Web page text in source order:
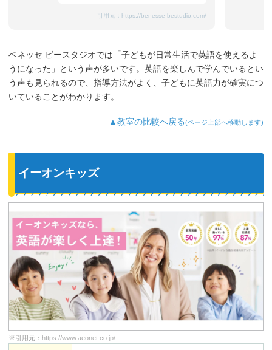
引用元： https://benesse-bestudio.com/
ベネッセ ビースタジオでは「子どもが日常生活で英語を使えるよ
うになった」という声が多いです。英語を楽しんで学んでいるとい
う声も見られるので、指導方法がよく、子どもに英語力が確実につ
いていることがわかります。
▲教室の比較へ戻る(ページ上部へ移動します)
イーオンキッズ
※引用元： https://www.aeonet.co.jp/